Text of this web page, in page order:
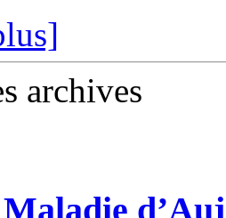
archives
Maladie